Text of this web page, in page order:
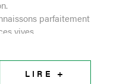
parfaitement
vives.
et fiscale.
LIRE +